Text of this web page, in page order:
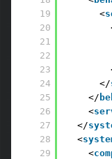
19
20
21
22
23
24
25
26
27
28
29
<
</
</
<
</
<
<